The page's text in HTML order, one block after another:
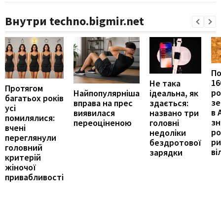
Внутри techno.bigmir.net
Протягом
багатьох років
усі
помилялися:
вчені
переглянули
головний
критерій
жіночої
привабливості
Найпопулярніша
вправа на прес
виявилася
переоціненою
Не така
ідеальна, як
здається:
названо три
головні
недоліки
бездротової
зарядки
в